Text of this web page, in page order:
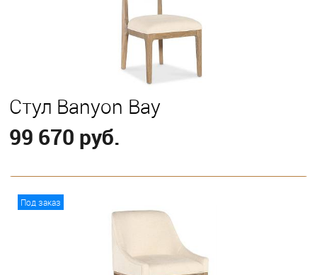
Стул Banyon Bay
99 670 руб.
Под заказ